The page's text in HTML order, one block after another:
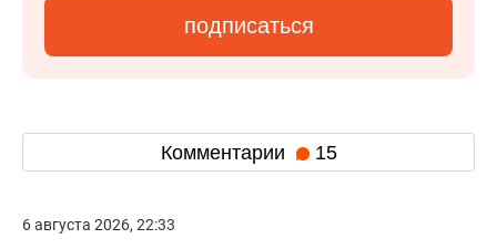
подписаться
Комментарии 15
6 августа 2026, 22:33